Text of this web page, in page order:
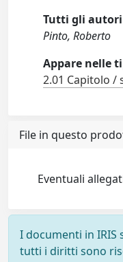
Tutti gli autori
Pinto, Roberto
Appare nelle
2.01 Capitolo /
File in questo
Eventuali
I documenti in
tutti i diritti sono